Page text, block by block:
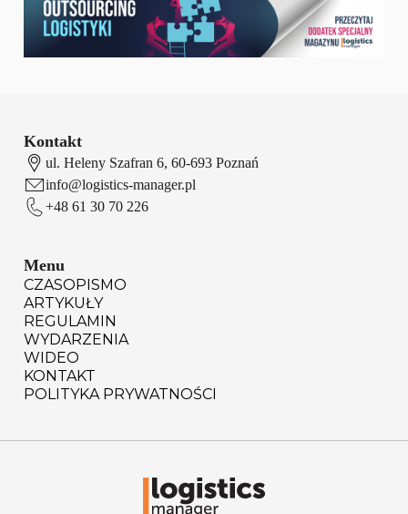
Kontakt
ul. Heleny Szafran 6, 60-693 Poznań
info@logistics-manager.pl
+48 61 30 70 226
Menu
CZASOPISMO
ARTYKUŁY
REGULAMIN
WYDARZENIA
WIDEO
KONTAKT
POLITYKA PRYWATNOŚCI